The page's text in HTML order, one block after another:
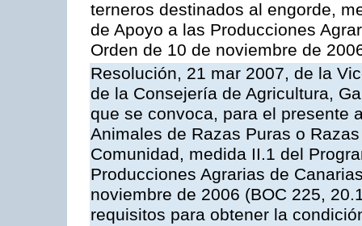
terneros destinados al engorde,
de Apoyo a las Producciones
Orden de 10 de noviembre de
Resolución, 21 mar 2007, de la
de la Consejería de Agricultura,
que se convoca, para el presente
Animales de Razas Puras o
Comunidad, medida II.1 del
Producciones Agrarias de
noviembre de 2006 (BOC 225,
requisitos para obtener la